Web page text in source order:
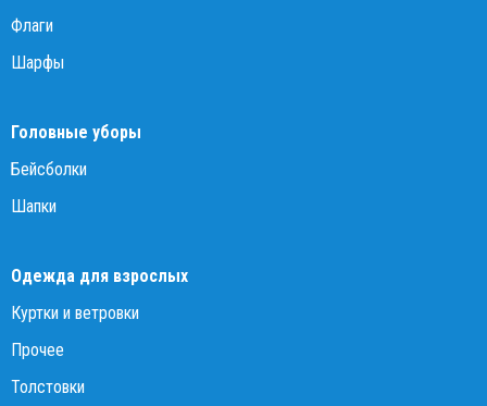
Флаги
Шарфы
Головные уборы
Бейсболки
Шапки
Одежда для взрослых
Куртки и ветровки
Прочее
Толстовки